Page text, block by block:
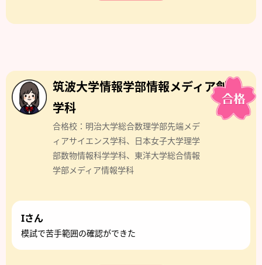
筑波大学情報学部情報メディア創成
学科
合格校：明治大学総合数理学部先端メデ
ィアサイエンス学科、日本女子大学理学
部数物情報科学学科、東洋大学総合情報
学部メディア情報学科
Iさん
模試で苦手範囲の確認ができた